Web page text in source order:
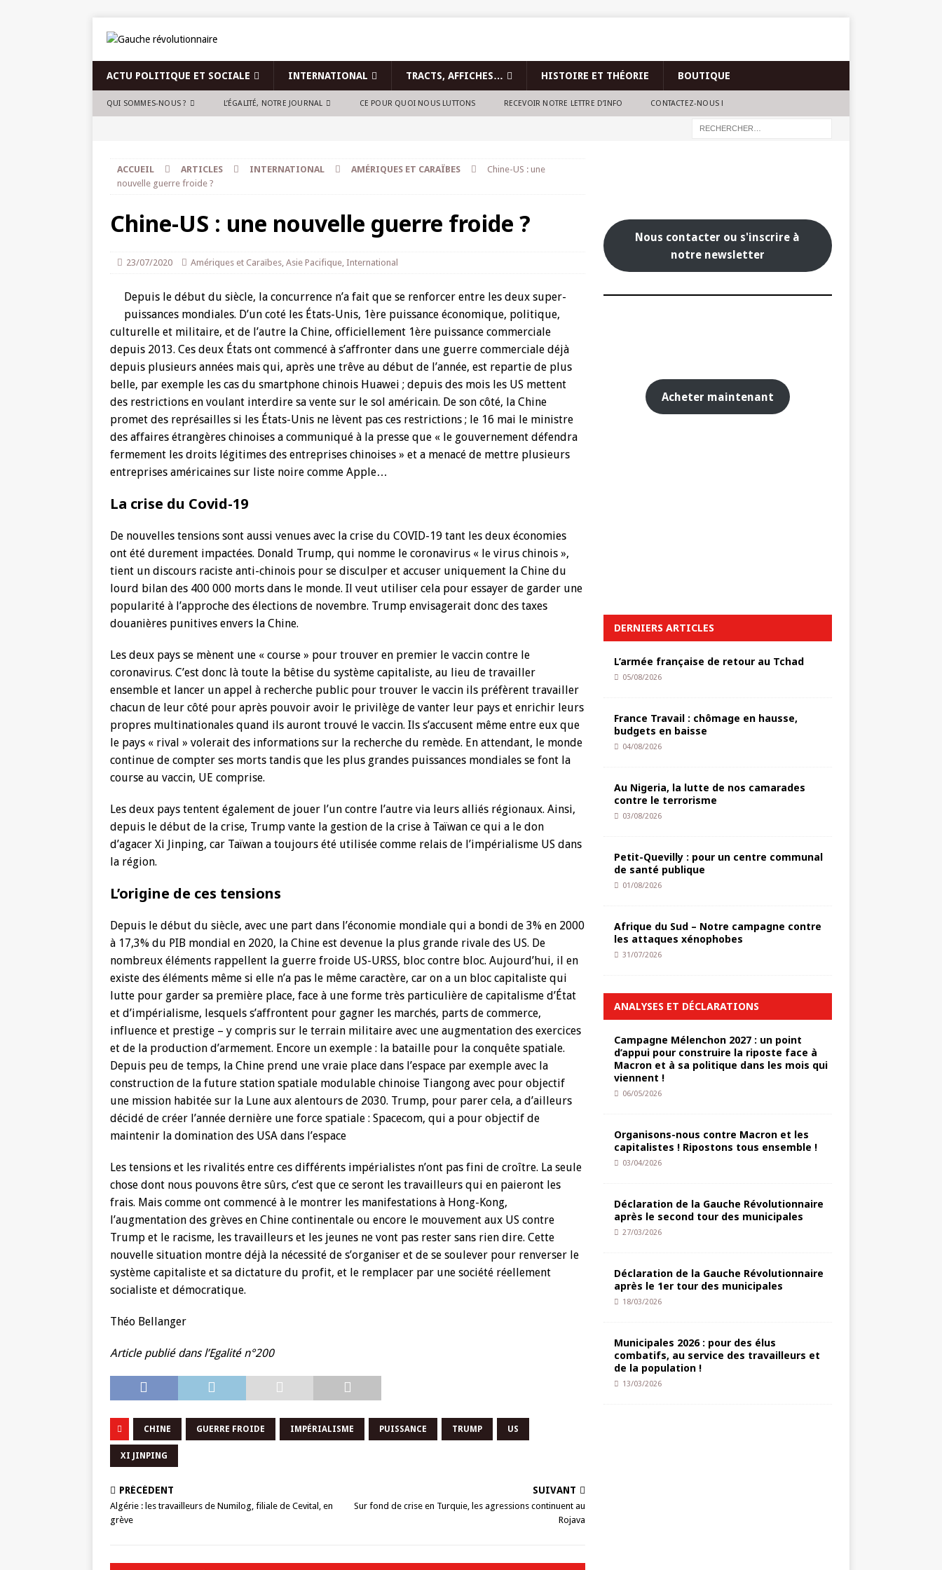
ACTU POLITIQUE ET SOCIALE INTERNATIONAL TRACTS, AFFICHES… HISTOIRE ET THÉORIE BOUTIQUE
QUI SOMMES-NOUS ? L’ÉGALITÉ, NOTRE JOURNAL CE POUR QUOI NOUS LUTTONS RECEVOIR NOTRE LETTRE D’INFO CONTACTEZ-NOUS !
ACCUEIL ARTICLES INTERNATIONAL AMÉRIQUES ET CARAÏBES
Chine-US : une
nouvelle guerre froide ?
Chine-US : une nouvelle guerre froide ?
23/07/2020 Amériques et Caraïbes, Asie Pacifique, International
Depuis le début du siècle, la concurrence n’a fait que se renforcer entre les deux super-
puissances mondiales. D’un coté les États-Unis, 1ère puissance économique, politique,
culturelle et militaire, et de l’autre la Chine, officiellement 1ère puissance commerciale
depuis 2013. Ces deux États ont commencé à s’affronter dans une guerre commerciale déjà
depuis plusieurs années mais qui, après une trêve au début de l’année, est repartie de plus
belle, par exemple les cas du smartphone chinois Huawei ; depuis des mois les US mettent
des restrictions en voulant interdire sa vente sur le sol américain. De son côté, la Chine
promet des représailles si les États-Unis ne lèvent pas ces restrictions ; le 16 mai le ministre
des affaires étrangères chinoises a communiqué à la presse que « le gouvernement défendra
fermement les droits légitimes des entreprises chinoises » et a menacé de mettre plusieurs
entreprises américaines sur liste noire comme Apple…
La crise du Covid-19
De nouvelles tensions sont aussi venues avec la crise du COVID-19 tant les deux économies
ont été durement impactées. Donald Trump, qui nomme le coronavirus « le virus chinois »,
tient un discours raciste anti-chinois pour se disculper et accuser uniquement la Chine du
lourd bilan des 400 000 morts dans le monde. Il veut utiliser cela pour essayer de garder une
popularité à l’approche des élections de novembre. Trump envisagerait donc des taxes
douanières punitives envers la Chine.
Les deux pays se mènent une « course » pour trouver en premier le vaccin contre le
coronavirus. C’est donc là toute la bêtise du système capitaliste, au lieu de travailler
ensemble et lancer un appel à recherche public pour trouver le vaccin ils préfèrent travailler
chacun de leur côté pour après pouvoir avoir le privilège de vanter leur pays et enrichir leurs
propres multinationales quand ils auront trouvé le vaccin. Ils s’accusent même entre eux que
le pays « rival » volerait des informations sur la recherche du remède. En attendant, le monde
continue de compter ses morts tandis que les plus grandes puissances mondiales se font la
course au vaccin, UE comprise.
Les deux pays tentent également de jouer l’un contre l’autre via leurs alliés régionaux. Ainsi,
depuis le début de la crise, Trump vante la gestion de la crise à Taïwan ce qui a le don
d’agacer Xi Jinping, car Taïwan a toujours été utilisée comme relais de l’impérialisme US dans
la région.
L’origine de ces tensions
Depuis le début du siècle, avec une part dans l’économie mondiale qui a bondi de 3% en 2000
à 17,3% du PIB mondial en 2020, la Chine est devenue la plus grande rivale des US. De
nombreux éléments rappellent la guerre froide US-URSS, bloc contre bloc. Aujourd’hui, il en
existe des éléments même si elle n’a pas le même caractère, car on a un bloc capitaliste qui
lutte pour garder sa première place, face à une forme très particulière de capitalisme d’État
et d’impérialisme, lesquels s’affrontent pour gagner les marchés, parts de commerce,
influence et prestige – y compris sur le terrain militaire avec une augmentation des exercices
et de la production d’armement. Encore un exemple : la bataille pour la conquête spatiale.
Depuis peu de temps, la Chine prend une vraie place dans l’espace par exemple avec la
construction de la future station spatiale modulable chinoise Tiangong avec pour objectif
une mission habitée sur la Lune aux alentours de 2030. Trump, pour parer cela, a d’ailleurs
décidé de créer l’année dernière une force spatiale : Spacecom, qui a pour objectif de
maintenir la domination des USA dans l’espace
Les tensions et les rivalités entre ces différents impérialistes n’ont pas fini de croître. La seule
chose dont nous pouvons être sûrs, c’est que ce seront les travailleurs qui en paieront les
frais. Mais comme ont commencé à le montrer les manifestations à Hong-Kong,
l’augmentation des grèves en Chine continentale ou encore le mouvement aux US contre
Trump et le racisme, les travailleurs et les jeunes ne vont pas rester sans rien dire. Cette
nouvelle situation montre déjà la nécessité de s’organiser et de se soulever pour renverser le
système capitaliste et sa dictature du profit, et le remplacer par une société réellement
socialiste et démocratique.
Théo Bellanger
Article publié dans l’Egalité n°200
CHINE GUERRE FROIDE IMPÉRIALISME PUISSANCE TRUMP US
XI JINPING
PRÉCÉDENT
Algérie : les travailleurs de Numilog, filiale de Cevital, en
grève
SUIVANT
Sur fond de crise en Turquie, les agressions continuent au
Rojava
Nous contacter ou s'inscrire à
notre newsletter
Acheter maintenant
DERNIERS ARTICLES
L’armée française de retour au Tchad
05/08/2026
France Travail : chômage en hausse,
budgets en baisse
04/08/2026
Au Nigeria, la lutte de nos camarades
contre le terrorisme
03/08/2026
Petit-Quevilly : pour un centre communal
de santé publique
01/08/2026
Afrique du Sud – Notre campagne contre
les attaques xénophobes
31/07/2026
ANALYSES ET DÉCLARATIONS
Campagne Mélenchon 2027 : un point
d’appui pour construire la riposte face à
Macron et à sa politique dans les mois qui
viennent !
06/05/2026
Organisons-nous contre Macron et les
capitalistes ! Ripostons tous ensemble !
03/04/2026
Déclaration de la Gauche Révolutionnaire
après le second tour des municipales
27/03/2026
Déclaration de la Gauche Révolutionnaire
après le 1er tour des municipales
18/03/2026
Municipales 2026 : pour des élus
combatifs, au service des travailleurs et
de la population !
13/03/2026